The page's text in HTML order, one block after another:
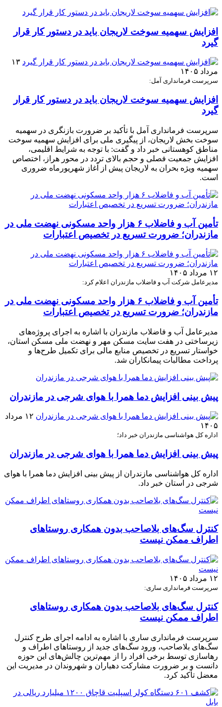
افزایش سهمیه سوخت لاریجان باید در دستور کار قرار
گیرد
۱۳
مرداد ۱۴۰۵
سرپرست فرمانداری آمل:
افزایش سهمیه سوخت لاریجان باید در دستور کار قرار
گیرد
سرپرست فرمانداری آمل با تأکید بر ضرورت بازنگری در سهمیه
سوخت بخش لاریجان، از پیگیری ملی برای افزایش سهمیه سوخت
مناطق کوهستانی خبر داد و گفت: با توجه به شرایط اقلیمی،
افزایش جمعیت فصلی و حجم بالای تردد در محور هراز، اختصاص
سهمیه ویژه بحران به لاریجان پیش از آغاز شهریورماه ضروری
است.
تأمین آب و فاضلاب ۶ هزار واحد مسکونی نهضت ملی در
مازندران؛ ضرورت تسریع در تخصیص اعتبارات
۱۲ مرداد ۱۴۰۵
مدیرعامل شرکت آب و فاضلاب مازندران اعلام کرد:
تأمین آب و فاضلاب ۶ هزار واحد مسکونی نهضت ملی در
مازندران؛ ضرورت تسریع در تخصیص اعتبارات
مدیرعامل آب و فاضلاب مازندران با اشاره به اجرای پروژه‌های
زیرساختی در هفت سایت مسکن مهر و نهضت ملی مسکن استان،
خواستار تسریع در تخصیص منابع مالی برای تکمیل طرح‌ها و
پرداخت مطالبات پیمانکاران شد.
پیش بینی افزایش دما همرا با هوای شرجی در مازندران
۱۲ مرداد
۱۴۰۵
اداره کل هواشناسی مازندران خبر داد؛
پیش بینی افزایش دما همرا با هوای شرجی در مازندران
اداره کل هواشناسی مازندران از پیش بینی افزایش دما همرا با هوای
شرجی در استان خبر داد.
کنترل سگ‌های بلاصاحب بدون همکاری روستاهای
اطراف ممکن نیست
۱۲ مرداد ۱۴۰۵
سرپرست فرمانداری ساری:
کنترل سگ‌های بلاصاحب بدون همکاری روستاهای
اطراف ممکن نیست
سرپرست فرمانداری ساری با اشاره به ادامه اجرای طرح کنترل
سگ‌های بلاصاحب، ورود سگ‌های جدید از روستاهای اطراف و
رهاسازی توسط برخی افراد را از مهم‌ترین چالش‌های این حوزه
دانست و بر ضرورت مشارکت دهیاران و شهروندان در مدیریت این
معضل تأکید کرد.